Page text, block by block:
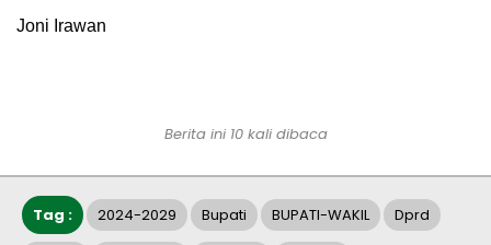
Joni Irawan
Berita ini 10 kali dibaca
Tag : 2024-2029 Bupati BUPATI-WAKIL Dprd